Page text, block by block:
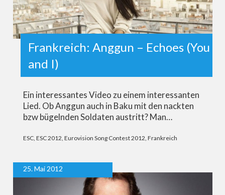
Frankreich: Anggun – Echoes (You
and I)
Ein interessantes Video zu einem interessanten
Lied. Ob Anggun auch in Baku mit den nackten
bzw bügelnden Soldaten austritt? Man…
ESC, ESC 2012, Eurovision Song Contest 2012, Frankreich
25. Mai 2012